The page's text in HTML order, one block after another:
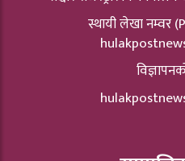
स्थायी लेखा नम्वर